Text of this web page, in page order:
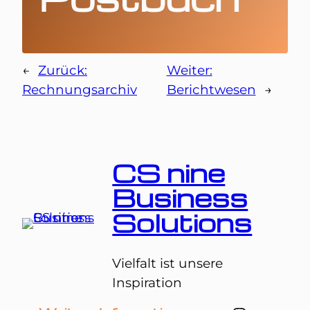
← Zurück:
Rechnungsarchiv
Weiter:
Berichtwesen
→
CS nine
Business
Solutions
Vielfalt ist unsere
Inspiration